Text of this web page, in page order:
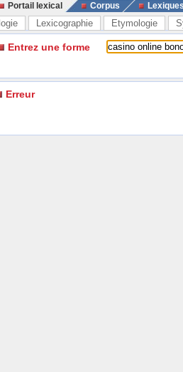
Portail lexical Corpus
Lexicographie Etymologie
Entrez une forme
Erreur